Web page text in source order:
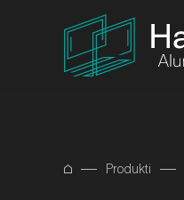
Produkti